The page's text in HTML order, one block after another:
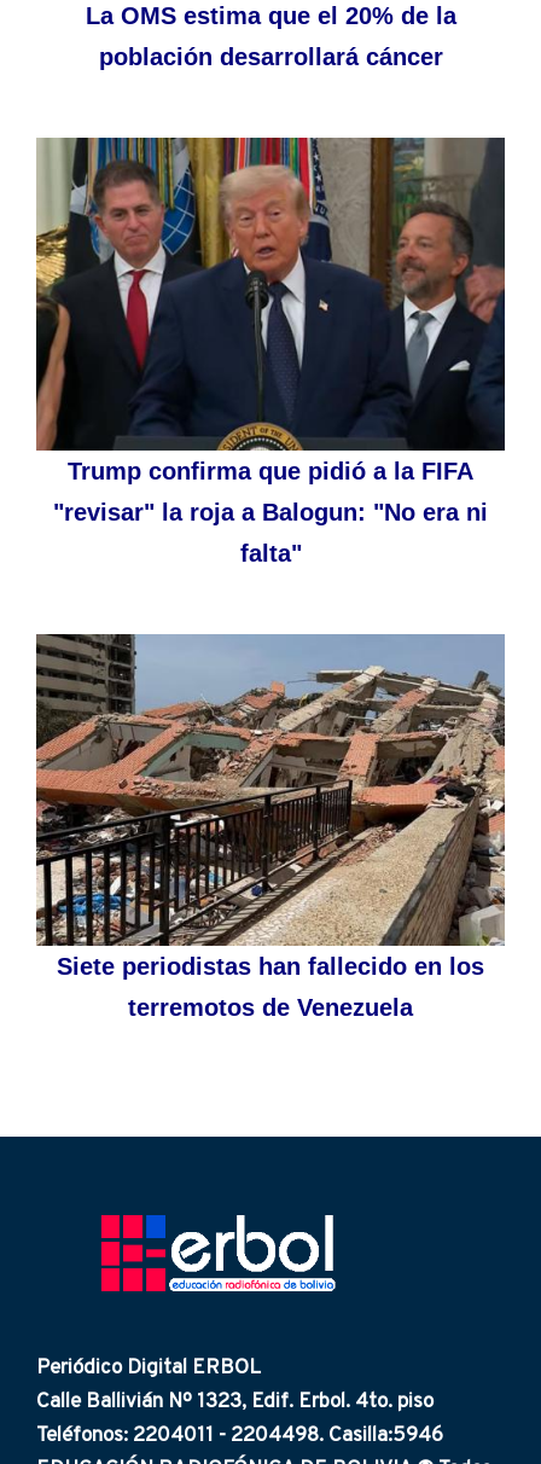
La OMS estima que el 20% de la
población desarrollará cáncer
Trump confirma que pidió a la FIFA
"revisar" la roja a Balogun: "No era ni
falta"
Siete periodistas han fallecido en los
terremotos de Venezuela
Periódico Digital ERBOL
Calle Ballivián Nº 1323, Edif. Erbol. 4to. piso
Teléfonos: 2204011 - 2204498. Casilla:5946